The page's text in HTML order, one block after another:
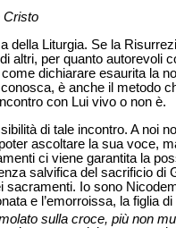
Cristo
della Liturgia. Se la
altri, per quanto autorevoli
dichiarare esaurita la
è anche il metodo
con Lui vivo o non è.
di tale incontro. A noi
ascoltare la sua voce,
ci viene garantita la
salvifica del sacrificio
Io sono
e l’emorroissa, la figlia
sulla croce, più non